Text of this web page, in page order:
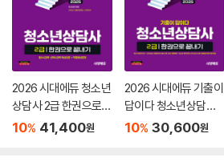
2026 시대에듀 청소년
상담사 2급 한권으로
끝내기
10% 41,400원
2026 시대에듀 기출이
답이다 청소년상담사 2
급 한권으로 끝내기
10% 30,600원